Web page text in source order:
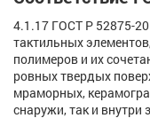
4.1.17 ГОСТ Р 52875-
тактильных
полимеров и их
ровных твердых
мраморных,
снаружи, так и внутри